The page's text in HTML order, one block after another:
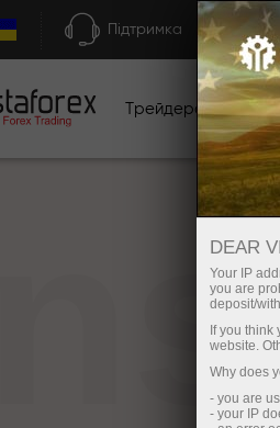
Підтримка
Трейдерам
DEAR
Your IP
you are
deposit/
If you
website.
Why does
- you are
- your IP